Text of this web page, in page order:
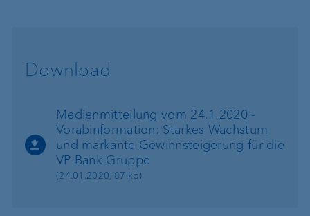
Download
Medienmitteilung vom 24.1.2020 -
Vorabinformation: Starkes Wachstum
und markante Gewinnsteigerung für die
VP Bank Gruppe
(24.01.2020, 87 kb)